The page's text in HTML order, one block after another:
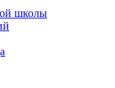
школы